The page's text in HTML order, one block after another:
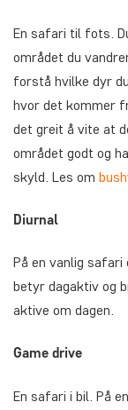
En safari til fots.
området du
forstå hvilke dyr
hvor det kommer
det greit å vite at
området godt og
skyld. Les om
Diurnal
På en vanlig safari
betyr dagaktiv og
aktive om dagen.
Game drive
En safari i bil. På